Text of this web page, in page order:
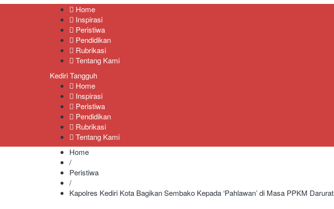
Berita Akurat Terpercaya
Home
Inspirasi
Peristiwa
Pendidikan
Rubrikasi
Tentang Kami
Kediri Tangguh
Home
Inspirasi
Peristiwa
Pendidikan
Rubrikasi
Tentang Kami
Home
/
Peristiwa
/
Kapolres Kediri Kota Bagikan Sembako Kepada ‘Pahlawan’ di Masa PPKM Darurat